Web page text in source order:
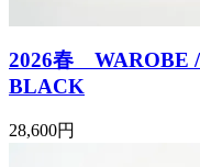
2026春 WAROBE
BLACK
28,600円